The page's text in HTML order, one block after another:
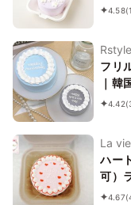
4.58
Rstyle
フリ
｜韓
ジ♪》
4.42
La
ハー
可）
4.67